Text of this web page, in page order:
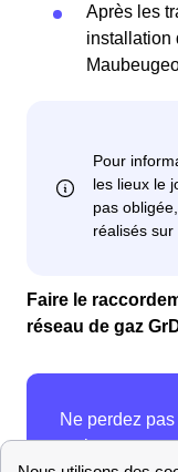
Après les
installation
Faire le
réseau de gaz